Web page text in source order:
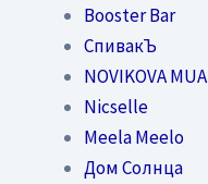
Booster Bar
СпивакЪ
NOVIKOVA MUA
Nicselle
Meela Meelo
Дом Солнца